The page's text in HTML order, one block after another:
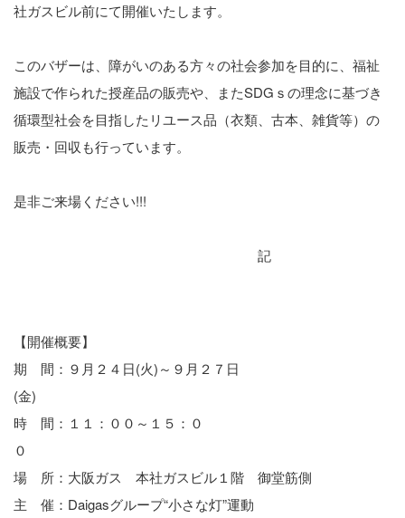
社ガスビル前にて開催いたします。
このバザーは、障がいのある方々の社会参加を目的に、福祉
施設で作られた授産品の販売や、またSDGｓの理念に基づき
循環型社会を目指したリユース品（衣類、古本、雑貨等）の
販売・回収も行っています。
是非ご来場ください!!!
記
【開催概要】
期 間：９月２４日(火)～９月２７日
(金
時 間：１１：００～１５：０
場 所：大阪ガス 本社ガスビル１階 御堂筋側
主 催：Daigasグループ“小さな灯”運動